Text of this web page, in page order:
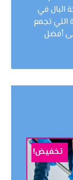
البال في
التي تجمع
أفضل
تخفيض!